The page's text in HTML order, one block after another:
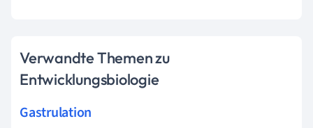
Verwandte Themen zu
Entwicklungsbiologie
Gastrulation